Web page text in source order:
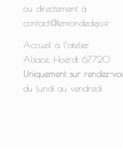
ou directement à
contact@lemondedejo.fr
Accueil à l’atelier
Alsace, Hoerdt 67720
Uniquement sur rendez-
du lundi au vendredi